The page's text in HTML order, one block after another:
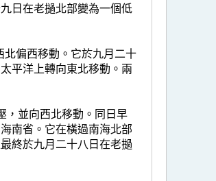
日在老撾北部變為一個低
北偏西移動。它於九月二十
平洋上轉向東北移動。兩
，並向西北移動。同日早
南省。它在橫過南海北部
終於九月二十八日在老撾